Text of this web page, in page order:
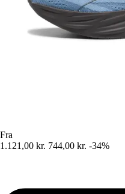
Fra
1.121,00 kr. 744,00 kr. -34%